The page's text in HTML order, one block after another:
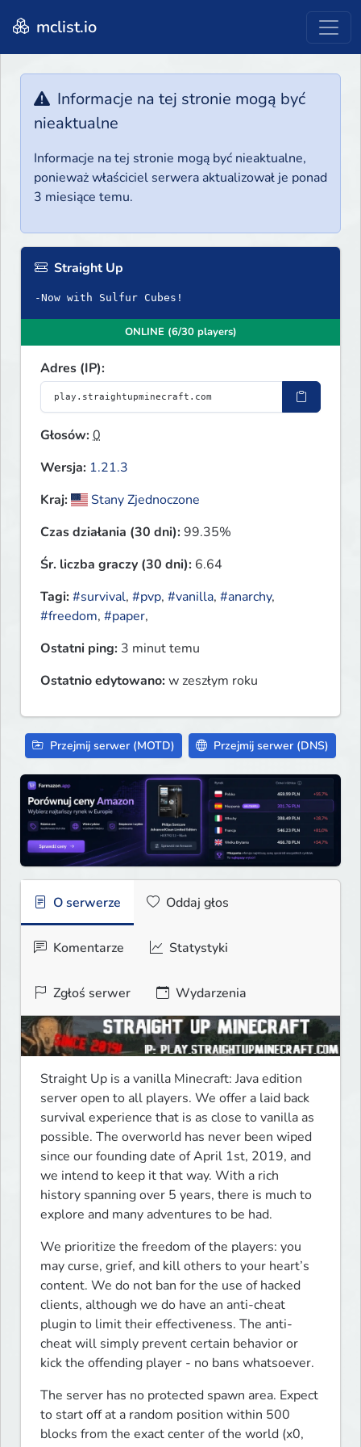
mclist.io
Informacje na tej stronie mogą być
nieaktualne
Informacje na tej stronie mogą być nieaktualne,
ponieważ właściciel serwera aktualizował je ponad
3 miesiące temu.
Straight Up
-Now with Sulfur Cubes!
ONLINE (6/30 players)
Adres (IP):
Głosów:0
Wersja: 1.21.3
Kraj:
Stany Zjednoczone
Czas działania (30 dni):99.35%
Śr. liczba graczy (30 dni): 6.64
Tagi:#survival, #pvp, #vanilla, #anarchy,
#freedom, #paper,
Ostatni ping: 3 minut temu
Ostatnio edytowano:w zeszłym roku
Przejmij serwer (MOTD) Przejmij serwer (DNS)
O serwerze Oddaj głos
Komentarze Statystyki
Zgłoś serwer Wydarzenia
Straight Up is a vanilla Minecraft: Java edition
server open to all players. We offer a laid back
survival experience that is as close to vanilla as
possible. The overworld has never been wiped
since our founding date of April 1st, 2019, and
we intend to keep it that way. With a rich
history spanning over 5 years, there is much to
explore and many adventures to be had.
We prioritize the freedom of the players: you
may curse, grief, and kill others to your heart’s
content. We do not ban for the use of hacked
clients, although we do have an anti-cheat
plugin to limit their effectiveness. The anti-
cheat will simply prevent certain behavior or
kick the offending player - no bans whatsoever.
The server has no protected spawn area. Expect
to start off at a random position within 500
blocks from the exact center of the world (x0,